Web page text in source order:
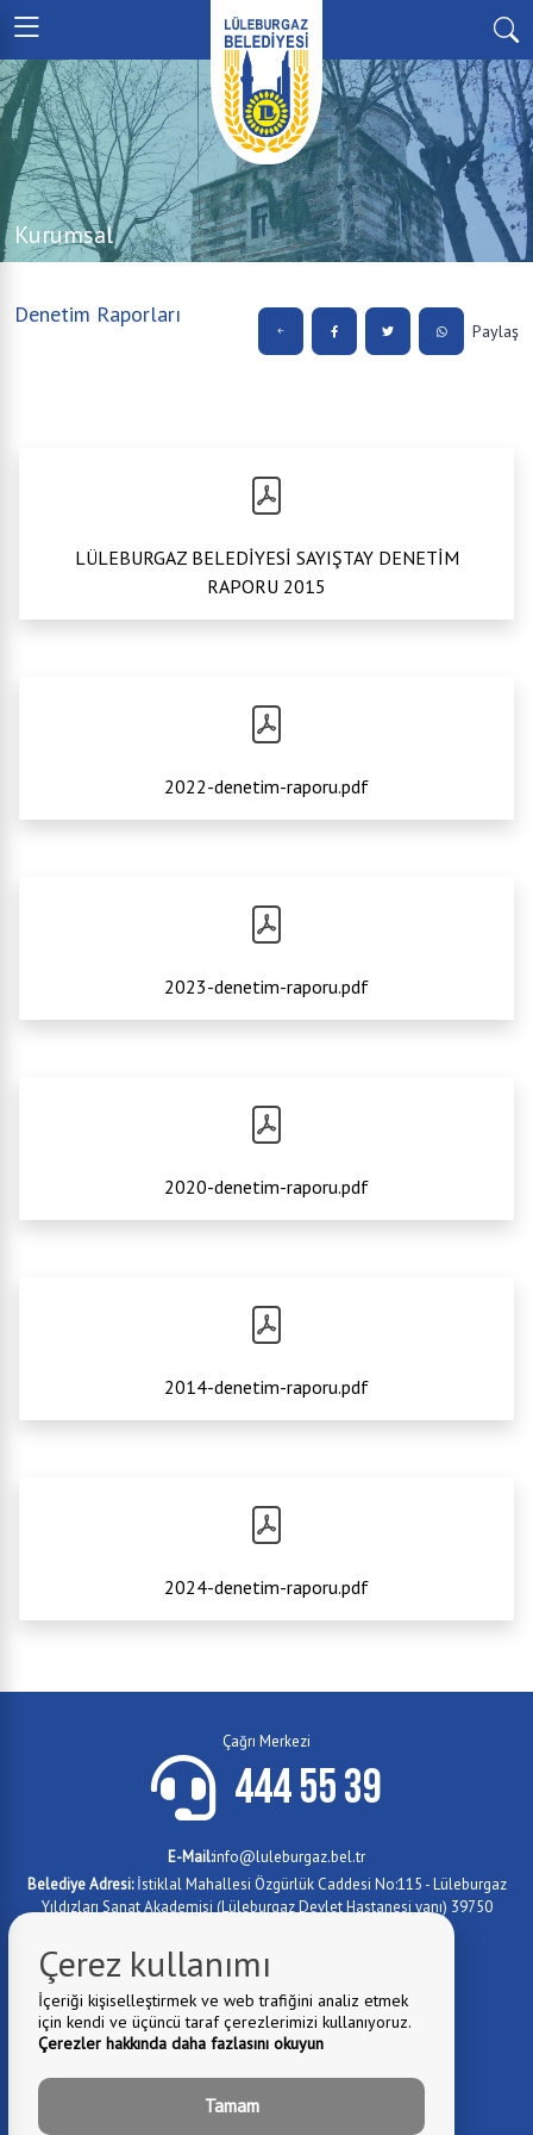
Kurumsal
Denetim Raporları
Paylaş
LÜLEBURGAZ BELEDİYESİ SAYIŞTAY DENETİM
RAPORU 2015
2022-denetim-raporu.pdf
2023-denetim-raporu.pdf
2020-denetim-raporu.pdf
2014-denetim-raporu.pdf
2024-denetim-raporu.pdf
Çağrı Merkezi
444 55 39
E-Mail:info@luleburgaz.bel.tr
Belediye Adresi:İstiklal Mahallesi Özgürlük Caddesi No:115 - Lüleburgaz
Yıldızları Sanat Akademisi (Lüleburgaz Devlet Hastanesi yanı) 39750
Fax: 0288 417 4779
Telefon:0 288 417 1012
Telefon:0 288 417 1073
Çerez kullanımı
İçeriği kişiselleştirmek ve web trafiğini analiz etmek
için kendi ve üçüncü taraf çerezlerimizi kullanıyoruz.
Çerezler hakkında daha fazlasını okuyun
Tamam